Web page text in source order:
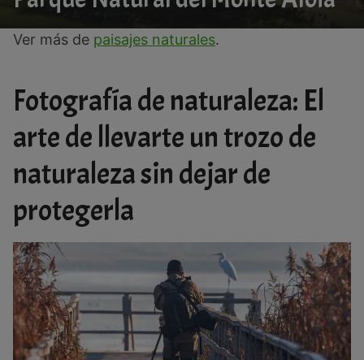
Ver más de paisajes naturales.
Fotografía de naturaleza: El
arte de llevarte un trozo de
naturaleza sin dejar de
protegerla